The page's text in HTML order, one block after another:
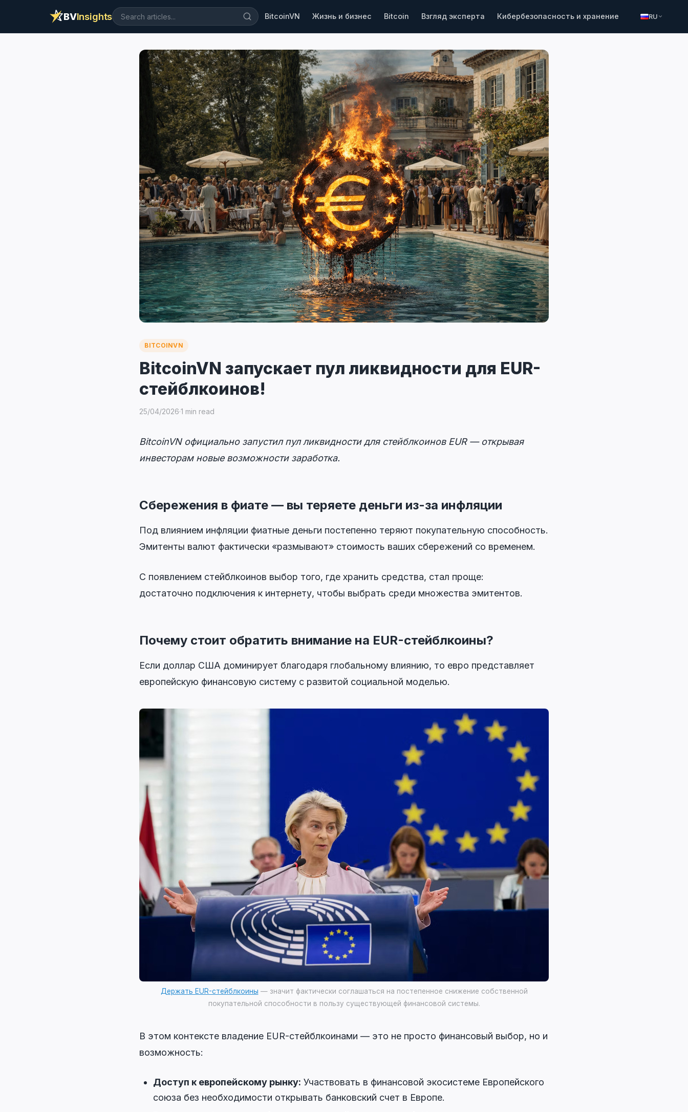
BVInsights BitcoinVN Жизнь и бизнес Bitcoin Взгляд эксперта Кибербезопасность и хранение RU
BITCOINVN
BitcoinVN запускает пул ликвидности для EUR-
стейблкоинов!
25/04/2026·1 min read
BitcoinVN официально запустил пул ликвидности для стейблкоинов EUR — открывая
инвесторам новые возможности заработка.
Сбережения в фиате — вы теряете деньги из-за инфляции
Под влиянием инфляции фиатные деньги постепенно теряют покупательную способность.
Эмитенты валют фактически «размывают» стоимость ваших сбережений со временем.
С появлением стейблкоинов выбор того, где хранить средства, стал проще:
достаточно подключения к интернету, чтобы выбрать среди множества эмитентов.
Почему стоит обратить внимание на EUR-стейблкоины?
Если доллар США доминирует благодаря глобальному влиянию, то евро представляет
европейскую финансовую систему с развитой социальной моделью.
Держать EUR-стейблкоины — значит фактически соглашаться на постепенное снижение собственной
покупательной способности в пользу существующей финансовой системы.
В этом контексте владение EUR-стейблкоинами — это не просто финансовый выбор, но и
возможность:
Доступ к европейскому рынку: Участвовать в финансовой экосистеме Европейского
союза без необходимости открывать банковский счет в Европе.